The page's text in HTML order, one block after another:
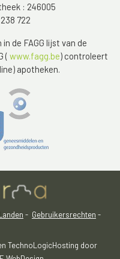
: 246005
722
de FAGG lijst van de
( www.fagg.be) controleert
apotheken.
- Gebruikersrechten -
TechnoLogicHosting door